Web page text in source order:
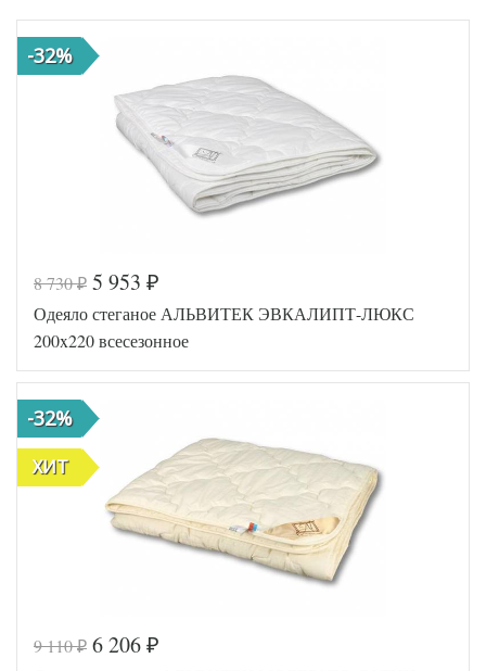
-32%
Код товара
8 730₽ 5 953 ₽
Одеяло стеганое АЛЬВИТЕК ЭВКАЛИПТ-ЛЮКС
200x220 всесезонное
-32%
ХИТ
9 110₽ 6 206 ₽